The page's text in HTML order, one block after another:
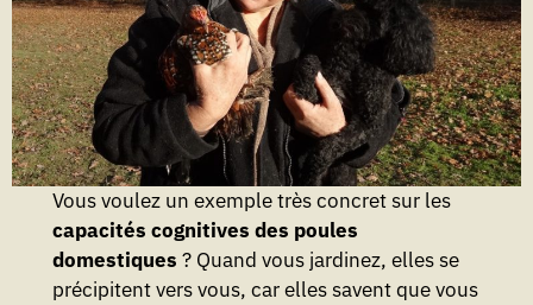
Vous voulez un exemple très concret sur les
capacités cognitives des poules
domestiques ? Quand vous jardinez, elles se
précipitent vers vous, car elles savent que vous